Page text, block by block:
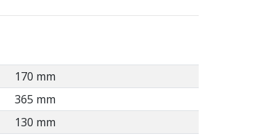
170 mm
365 mm
130 mm